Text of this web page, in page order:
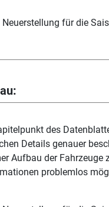
für die
des
Details genauer
Aufbau der Fahrzeuge
problemlos